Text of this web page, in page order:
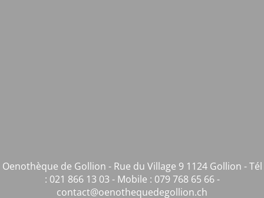
Oenothèque de Gollion - Rue du Village 9 1124 Gollion - Tél
: 021 866 13 03 - Mobile : 079 768 65 66 -
contact@oenothequedegollion.ch